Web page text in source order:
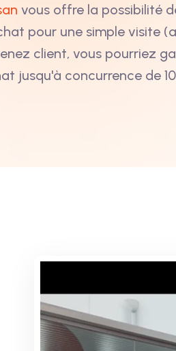
vous offre la possibilité
pour une simple visite
client, vous pourriez
jusqu'à concurrence de